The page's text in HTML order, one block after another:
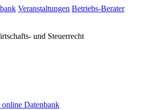
Veranstaltungen Betriebs-Berater
und Steuerrecht
Datenbank